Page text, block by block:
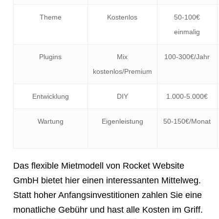
Theme Kostenlos
50-100€
einmalig
Plugins
Mix
kostenlos/Premium
100-300€/Jahr
Entwicklung DIY 1.000-5.000€
Wartung Eigenleistung 50-150€/Monat
Das flexible Mietmodell von Rocket Website
GmbH bietet hier einen interessanten Mittelweg.
Statt hoher Anfangsinvestitionen zahlen Sie eine
monatliche Gebühr und hast alle Kosten im Griff.